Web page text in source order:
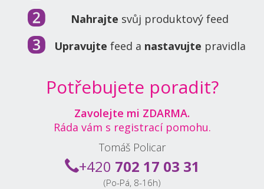
Nahrajte svůj produktový feed
Upravujte feed a nastavujte pravidla
Potřebujete poradit?
Zavolejte mi ZDARMA.
Ráda vám s registrací pomohu.
Tomáš Policar
+420 702 17 03 31
(Po-Pá, 8-16h)